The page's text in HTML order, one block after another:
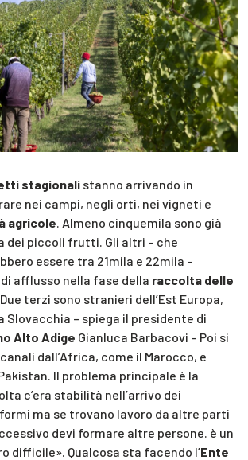
stagionali stanno arrivando in
nei campi, negli orti, nei vigneti e
agricole . Almeno cinquemila sono già
dei piccoli frutti. Gli altri – che
essere tra 21mila e 22mila –
afflusso nella fase della raccolta delle
terzi sono stranieri dell’Est Europa,
Slovacchia – spiega il presidente di
Alto Adige Gianluca Barbacovi – Poi si
dall’Africa, come il Marocco, e
Il problema principale è la
c’era stabilità nell’arrivo dei
ma se trovano lavoro da altre parti
devi formare altre persone. è un
difficile». Qualcosa sta facendo l’Ente